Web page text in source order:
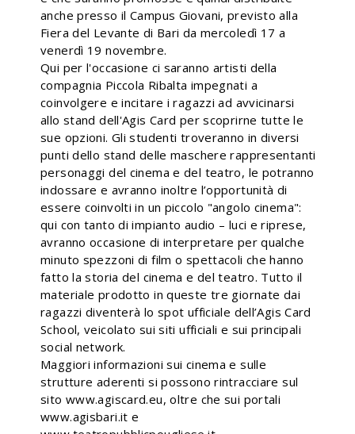
anche presso il Campus Giovani, previsto alla
Fiera del Levante di Bari da mercoledì 17 a
venerdì 19 novembre.
Qui per l'occasione ci saranno artisti della
compagnia Piccola Ribalta impegnati a
coinvolgere e incitare i ragazzi ad avvicinarsi
allo stand dell'Agis Card per scoprirne tutte le
sue opzioni. Gli studenti troveranno in diversi
punti dello stand delle maschere rappresentanti
personaggi del cinema e del teatro, le potranno
indossare e avranno inoltre l’opportunità di
essere coinvolti in un piccolo "angolo cinema":
qui con tanto di impianto audio – luci e riprese,
avranno occasione di interpretare per qualche
minuto spezzoni di film o spettacoli che hanno
fatto la storia del cinema e del teatro. Tutto il
materiale prodotto in queste tre giornate dai
ragazzi diventerà lo spot ufficiale dell’Agis Card
School, veicolato sui siti ufficiali e sui principali
social network.
Maggiori informazioni sui cinema e sulle
strutture aderenti si possono rintracciare sul
sito www.agiscard.eu, oltre che sui portali
www.agisbari.it e